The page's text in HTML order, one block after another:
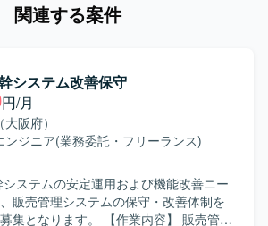
関連する案件
システム改善保守
円/月
阪府）
ンジニア(業務委託・フリーランス)
システムの安定運用および機能改善ニー
販売管理システムの保守・改善体制を
。 【作業内容】 販売管理